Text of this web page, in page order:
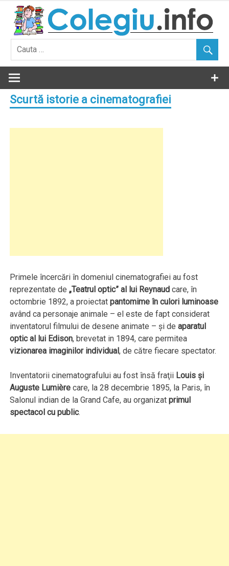
content
Scurtă istorie a cinematografiei
Primele încercări în domeniul cinematografiei au fost
reprezentate de„Teatrul optic” al lui Reynaud care, în
octombrie 1892, a proiectatpantomime în culori luminoase
având ca personaje animale – el este de fapt considerat
inventatorul filmului de desene animate – şi deaparatul
optic al lui Edison, brevetat in 1894, care permitea
vizionarea imaginilor individual, de către fiecare spectator.
Inventatorii cinematografului au fost însă fraţii Louis şi
Auguste Lumière care, la 28 decembrie 1895, la Paris, în
Salonul indian de la Grand Cafe, au organizatprimul
spectacol cu public.